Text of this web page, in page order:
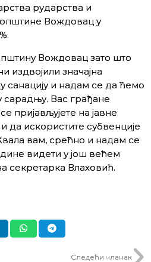
рударства и
Вождовац у
Вождовац зато што
издвојили значајна
санацију и надам се да ћемо
сарадњу. Вас грађане
пријављујете на јавне
да искористите субвенције
вам, срећно и надам се
видети у још већем
секретарка Влаховић.
Следећи чланак